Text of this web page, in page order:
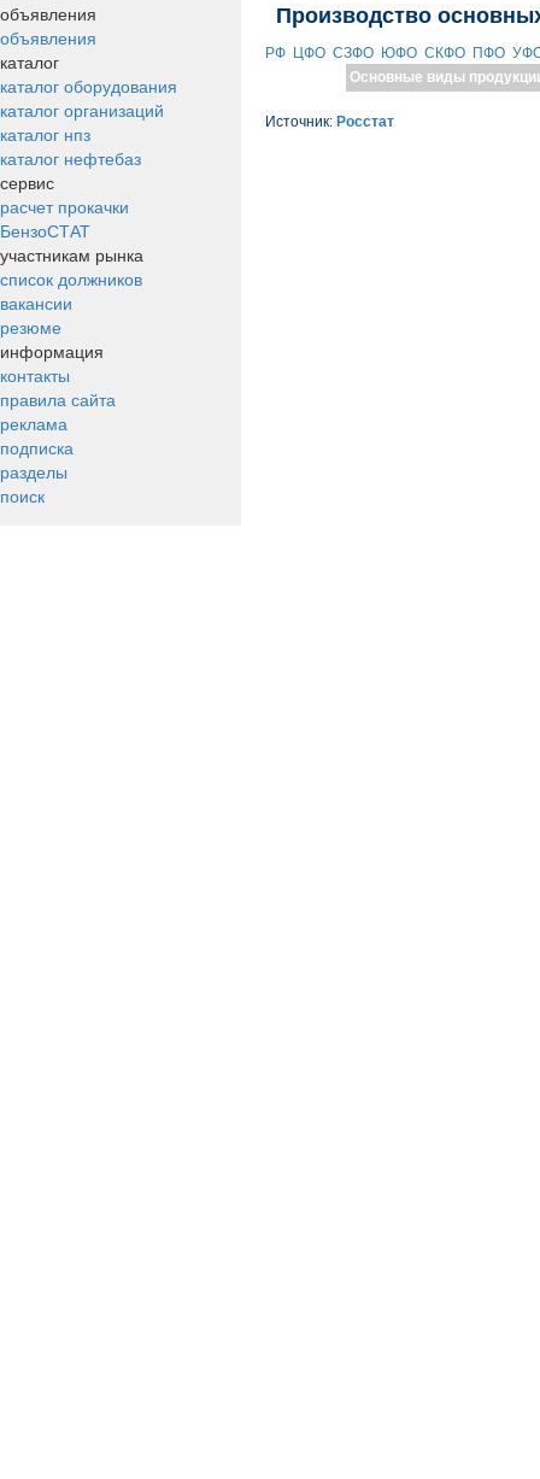
объявления
объявления
каталог
каталог оборудования
каталог организаций
каталог нпз
каталог нефтебаз
сервис
расчет прокачки
БензоСТАТ
участникам рынка
список должников
вакансии
резюме
информация
контакты
правила сайта
реклама
подписка
разделы
поиск
Производство
РФ ЦФО СЗФО ЮФО СКФО ПФО
Основные виды
Источник: Росстат